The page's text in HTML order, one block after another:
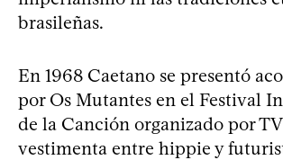
brasileñas.
En 1968 Caetano se presentó
por Os Mutantes en el Festival
de la Canción organizado por
vestimenta entre hippie y